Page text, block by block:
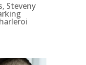
Steveny